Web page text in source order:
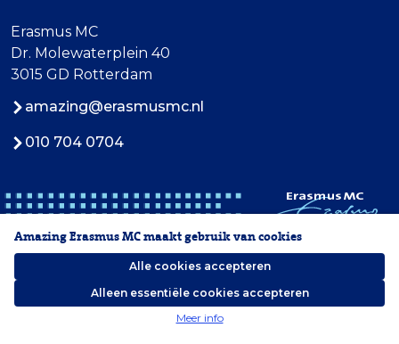
Erasmus MC
Dr. Molewaterplein 40
3015 GD Rotterdam
amazing@erasmusmc.nl
010 704 0704
2026 Erasmus MC
Amazing Erasmus MC maakt gebruik van cookies
Alle cookies accepteren
Alleen essentiële cookies accepteren
Meer info